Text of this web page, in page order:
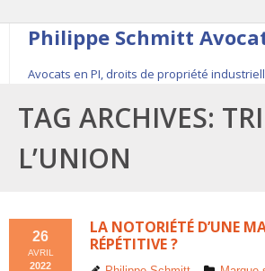
Philippe Schmitt
Avocats en PI, droits de propriété
45, rue Saint-Anne, 75001 Paris,
54
Contact
Le fondateur
Publications
TAG ARCHIVES:
L’UNION
LA NOTORIÉTÉ D’UNE
RÉPÉTITIVE ?
26
AVRIL
2022